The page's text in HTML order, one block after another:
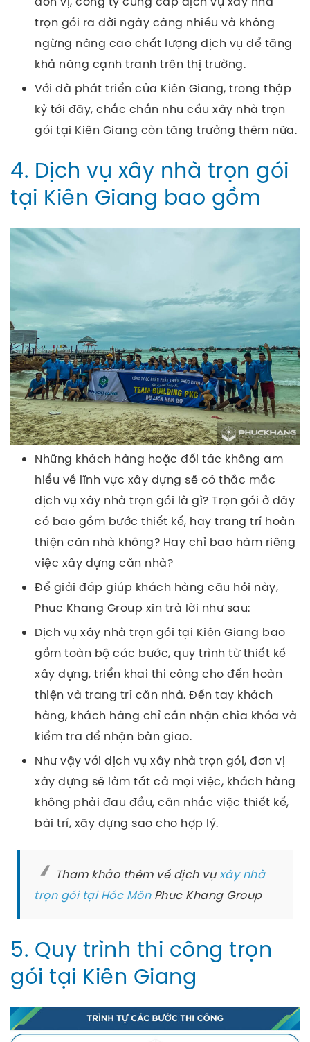
trọn gói ra đời ngày càng nhiều và không
ngừng nâng cao chất lượng dịch vụ để tăng
khả năng cạnh tranh trên thị trường.
Với đà phát triển của Kiên Giang, trong thập
kỷ tới đây, chắc chắn nhu cầu xây nhà trọn
gói tại Kiên Giang còn tăng trưởng thêm nữa.
4. Dịch vụ xây nhà trọn gói
tại Kiên Giang bao gồm
Những khách hàng hoặc đối tác không am
hiểu về lĩnh vực xây dựng sẽ có thắc mắc
dịch vụ xây nhà trọn gói là gì? Trọn gói ở đây
có bao gồm bước thiết kế, hay trang trí hoàn
thiện căn nhà không? Hay chỉ bao hàm riêng
việc xây dựng căn nhà?
Để giải đáp giúp khách hàng câu hỏi này,
Phuc Khang Group xin trả lời như sau:
Dịch vụ xây nhà trọn gói tại Kiên Giang bao
gồm toàn bộ các bước, quy trình từ thiết kế
xây dựng, triển khai thi công cho đến hoàn
thiện và trang trí căn nhà. Đến tay khách
hàng, khách hàng chỉ cần nhận chìa khóa và
kiểm tra để nhận bàn giao.
Như vậy với dịch vụ xây nhà trọn gói, đơn vị
xây dựng sẽ làm tất cả mọi việc, khách hàng
không phải đau đầu, cân nhắc việc thiết kế,
bài trí, xây dựng sao cho hợp lý.
Tham khảo thêm về dịch vụxây nhà
trọn gói tại Hóc MônPhuc Khang Group
5. Quy trình thi công trọn
gói tại Kiên Giang